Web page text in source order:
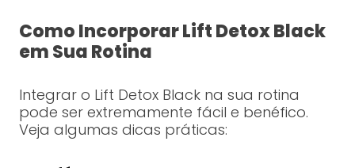
Como Incorporar Lift Detox Black
em Sua Rotina
Integrar o Lift Detox Black na sua rotina
pode ser extremamente fácil e benéfico.
Veja algumas dicas práticas: